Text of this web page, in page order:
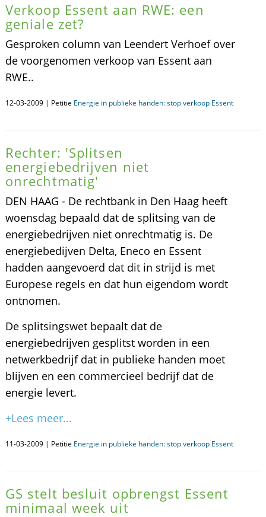
Verkoop Essent aan RWE: een
geniale zet?
Gesproken column van Leendert Verhoef over
de voorgenomen verkoop van Essent aan
RWE..
12-03-2009 | Petitie Energie in publieke handen: stop verkoop Essent
Rechter: 'Splitsen
energiebedrijven niet
onrechtmatig'
DEN HAAG - De rechtbank in Den Haag heeft
woensdag bepaald dat de splitsing van de
energiebedrijven niet onrechtmatig is. De
energiebedijven Delta, Eneco en Essent
hadden aangevoerd dat dit in strijd is met
Europese regels en dat hun eigendom wordt
ontnomen.
De splitsingswet bepaalt dat de
energiebedrijven gesplitst worden in een
netwerkbedrijf dat in publieke handen moet
blijven en een commercieel bedrijf dat de
energie levert.
+Lees meer...
11-03-2009 | Petitie Energie in publieke handen: stop verkoop Essent
GS stelt besluit opbrengst Essent
minimaal week uit